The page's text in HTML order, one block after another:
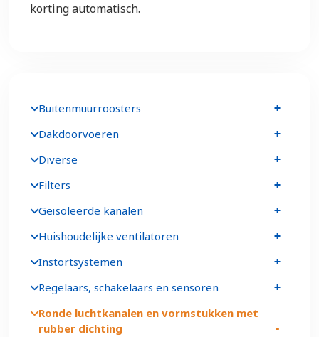
korting automatisch.
Buitenmuurroosters
Dakdoorvoeren
Diverse
Filters
Geïsoleerde kanalen
Huishoudelijke ventilatoren
Instortsystemen
Regelaars, schakelaars en sensoren
Ronde luchtkanalen en vormstukken met
rubber dichting